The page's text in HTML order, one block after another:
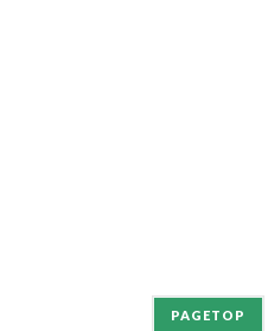
PAGETOP